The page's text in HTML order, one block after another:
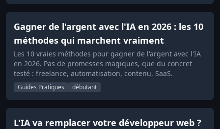
Gagner de l'argent avec l'IA en 2026 : les 10
méthodes qui marchent vraiment
Les 10 vraies méthodes pour gagner de l'argent avec l'IA
en 2026. Pas de promesses magiques, que du concret
testé : freelance, automatisation, contenu, SaaS.
Guides Pratiques débutant
L'IA va remplacer votre développeur web ?